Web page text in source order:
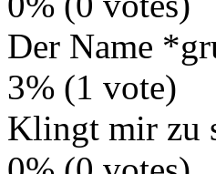
Der Name
3% (1 vote)
Klingt mir zu